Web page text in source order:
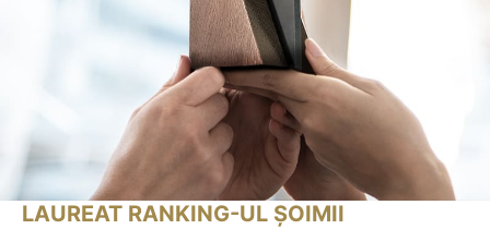
LAUREAT RANKING-UL ȘOIMII